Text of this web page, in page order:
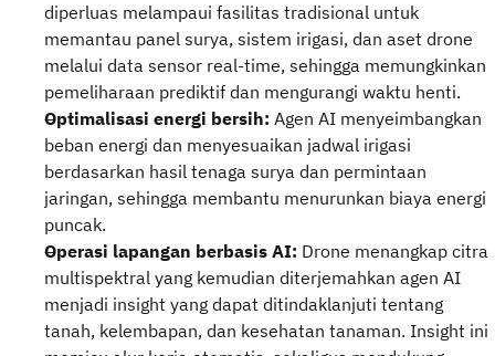
diperluas melampaui fasilitas tradisional untuk
memantau panel surya, sistem irigasi, dan aset drone
melalui data sensor real-time, sehingga memungkinkan
pemeliharaan prediktif dan mengurangi waktu henti.
Optimalisasi energi bersih: Agen AI menyeimbangkan
beban energi dan menyesuaikan jadwal irigasi
berdasarkan hasil tenaga surya dan permintaan
jaringan, sehingga membantu menurunkan biaya energi
puncak.
Operasi lapangan berbasis AI: Drone menangkap citra
multispektral yang kemudian diterjemahkan agen AI
menjadi insight yang dapat ditindaklanjuti tentang
tanah, kelembapan, dan kesehatan tanaman. Insight ini